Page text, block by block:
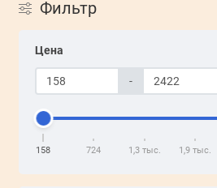
Фильтр
Цена
-
158 724 1,3 тыс. 1,9 тыс.